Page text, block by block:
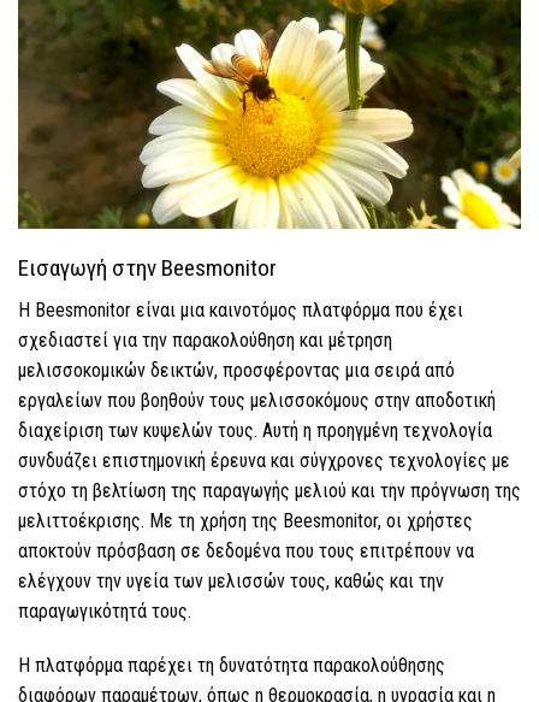
Εισαγωγή στην Beesmonitor
Η Beesmonitor είναι μια καινοτόμος πλατφόρμα που έχει
σχεδιαστεί για την παρακολούθηση και μέτρηση
μελισσοκομικών δεικτών, προσφέροντας μια σειρά από
εργαλείων που βοηθούν τους μελισσοκόμους στην αποδοτική
διαχείριση των κυψελών τους. Αυτή η προηγμένη τεχνολογία
συνδυάζει επιστημονική έρευνα και σύγχρονες τεχνολογίες με
στόχο τη βελτίωση της παραγωγής μελιού και την πρόγνωση της
μελιττοέκρισης. Με τη χρήση της Beesmonitor, οι χρήστες
αποκτούν πρόσβαση σε δεδομένα που τους επιτρέπουν να
ελέγχουν την υγεία των μελισσών τους, καθώς και την
παραγωγικότητά τους.
Η πλατφόρμα παρέχει τη δυνατότητα παρακολούθησης
διαφόρων παραμέτρων, όπως η θερμοκρασία, η υγρασία και η